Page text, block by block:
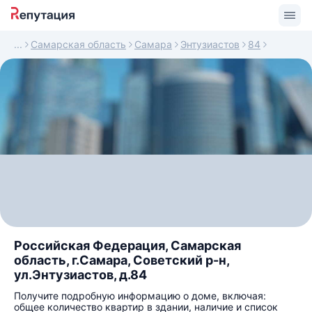
Самарская область Самара Энтузиастов 84
Российская Федерация, Самарская
область, г.Самара, Советский р-н,
ул.Энтузиастов, д.84
Получите подробную информацию о доме, включая:
общее количество квартир в здании, наличие и список